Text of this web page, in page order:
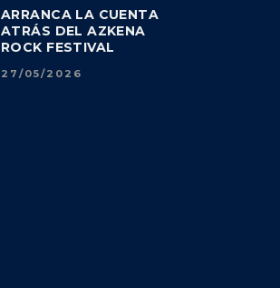
ARRANCA LA CUENTA
ATRÁS DEL AZKENA
ROCK FESTIVAL
27/05/2026